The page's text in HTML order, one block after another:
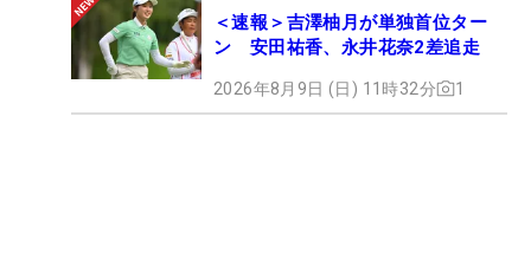
＜速報＞吉澤柚月が単独首位ター
ン 安田祐香、永井花奈2差追走
2026年8月9日 (日) 11時32分 1